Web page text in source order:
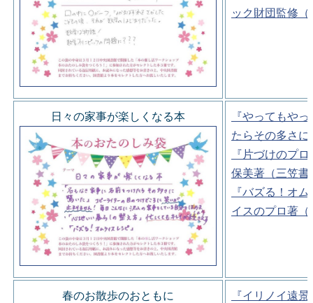
ック財団監修
日々の家事が楽しくなる本
『やってもや
たらその多さ
『片づけのプ
保美著（三笠書
『バズる！オ
イスのプロ著
春のお散歩のおともに
『イリノイ遠